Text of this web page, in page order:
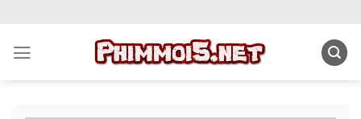
content